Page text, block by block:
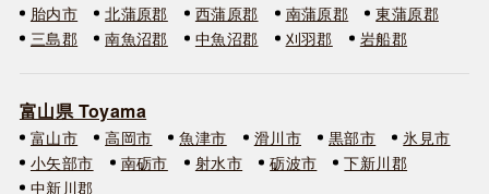
胎内市
北蒲原郡 西蒲原郡 南蒲原郡
東蒲原郡
三島郡
南魚沼郡 中魚沼郡 刈羽郡 岩船郡
富山県 Toyama
富山市 高岡市 魚津市 滑川市 黒部市
氷見市
小矢部市
南砺市 射水市 砺波市
下新川郡
中新川郡